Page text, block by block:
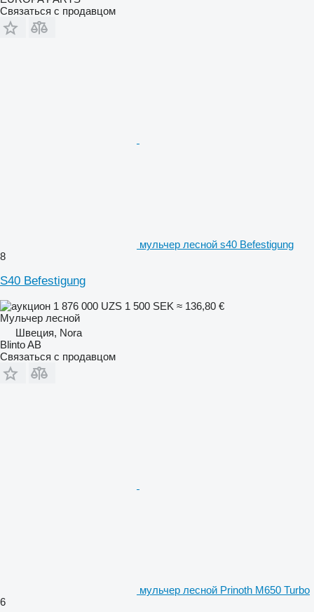
Связаться с продавцом
мульчер лесной s40 Befestigung
8
S40 Befestigung
1 876 000 UZS 1 500 SEK ≈ 136,80 €
Мульчер лесной
Швеция, Nora
Blinto AB
Связаться с продавцом
мульчер лесной Prinoth M650 Turbo
6